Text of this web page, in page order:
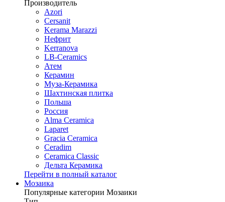
Производитель
Azori
Cersanit
Kerama Marazzi
Нефрит
Kerranova
LB-Ceramics
Атем
Керамин
Муза-Керамика
Шахтинская плитка
Польша
Россия
Alma Ceramica
Laparet
Gracia Ceramica
Ceradim
Ceramica Classic
Дельта Керамика
Перейти в полный каталог
Мозаика
Популярные категории Мозаики